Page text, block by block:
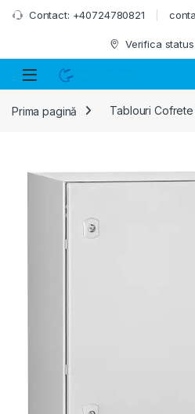
Skip to navigation
Skip to content
Contact: +40724780821
Verifica
Prima pagină Tablouri